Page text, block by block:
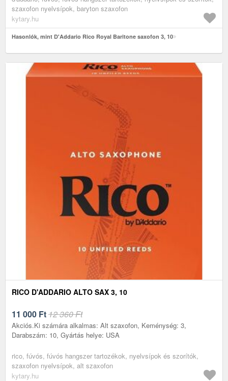
szaxofon nyelvsípok, baryton szaxofon
kytary.hu
Hasonlók, mint D'Addario Rico Royal Baritone saxofon 3, 10
RICO D'ADDARIO ALTO SAX 3, 10
11 000 Ft12 360 Ft
Akciós.Ki számára alkalmas: Alt szaxofon, Keménység: 3,
Darabszám: 10, Gyártás helye: USA
rico, fúvós, fúvós hangszer tartozékok, nyelvsípok és szorítók,
szaxofon nyelvsípok, alt szaxofon
kytary.hu